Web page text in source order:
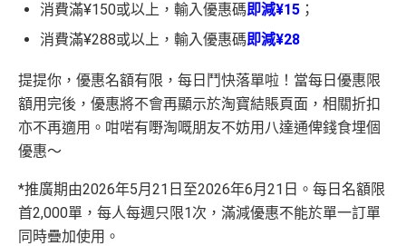
消費滿¥150或以上，輸入優惠碼即減¥15 ；
消費滿¥288或以上，輸入優惠碼即減¥28
提提你，優惠名額有限，每日鬥快落單啦！當每日優惠限
額用完後，優惠將不會再顯示於淘寶結賬頁面，相關折扣
亦不再適用。咁啱有嘢淘嘅朋友不妨用八達通俾錢食埋個
優惠～
*推廣期由2026年5月21日至2026年6月21日。每日名額限
首2,000單，每人每週只限1次，滿減優惠不能於單一訂單
同時疊加使用。